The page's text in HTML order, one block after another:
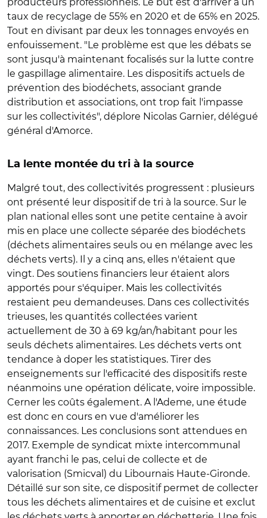
taux de recyclage de 55% en 2020 et de 65% en 2025.
Tout en divisant par deux les tonnages envoyés en
enfouissement. "Le problème est que les débats se
sont jusqu'à maintenant focalisés sur la lutte contre
le gaspillage alimentaire. Les dispositifs actuels de
prévention des biodéchets, associant grande
distribution et associations, ont trop fait l'impasse
sur les collectivités", déplore Nicolas Garnier, délégué
général d'Amorce.
La lente montée du tri à la source
Malgré tout, des collectivités progressent : plusieurs
ont présenté leur dispositif de tri à la source. Sur le
plan national elles sont une petite centaine à avoir
mis en place une collecte séparée des biodéchets
(déchets alimentaires seuls ou en mélange avec les
déchets verts). Il y a cinq ans, elles n'étaient que
vingt. Des soutiens financiers leur étaient alors
apportés pour s'équiper. Mais les collectivités
restaient peu demandeuses. Dans ces collectivités
trieuses, les quantités collectées varient
actuellement de 30 à 69 kg/an/habitant pour les
seuls déchets alimentaires. Les déchets verts ont
tendance à doper les statistiques. Tirer des
enseignements sur l'efficacité des dispositifs reste
néanmoins une opération délicate, voire impossible.
Cerner les coûts également. A l'Ademe, une étude
est donc en cours en vue d'améliorer les
connaissances. Les conclusions sont attendues en
2017. Exemple de syndicat mixte intercommunal
ayant franchi le pas, celui de collecte et de
valorisation (Smicval) du Libournais Haute-Gironde.
Détaillé sur son site, ce dispositif permet de collecter
tous les déchets alimentaires et de cuisine et exclut